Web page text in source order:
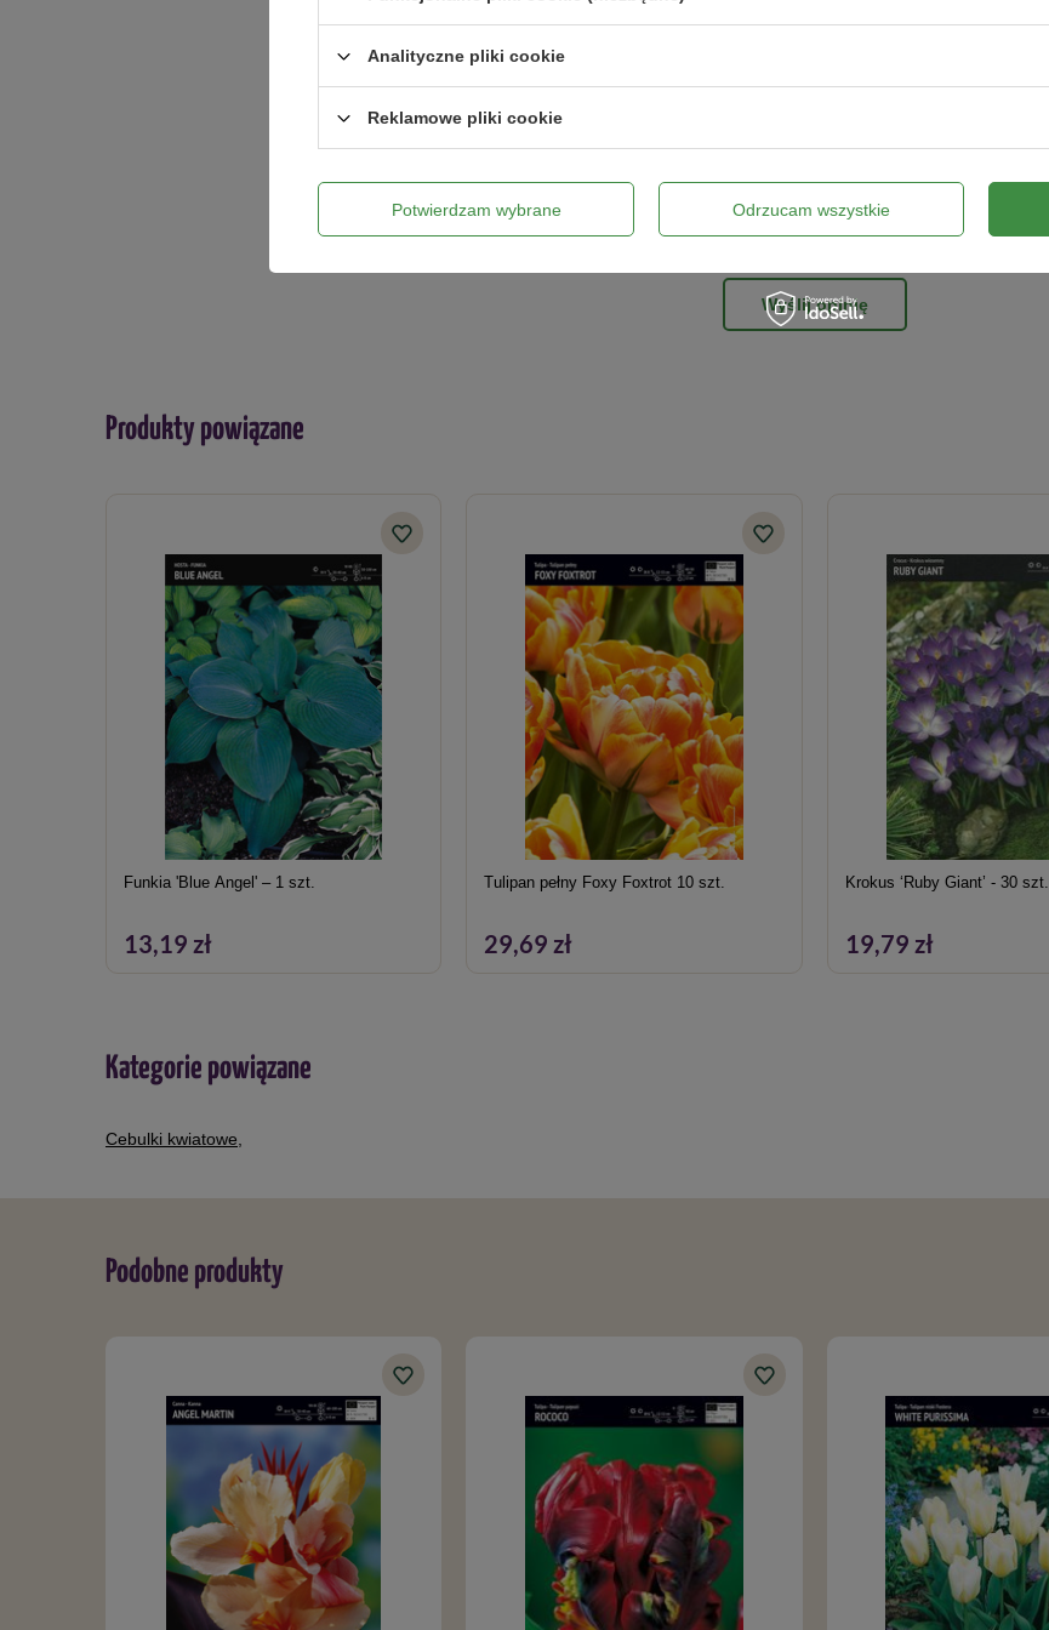
Dodaj własne zdjęcie produktu:
Twoje imię
Wyślij opinię
Produkty powiązane
Funkia 'Blue Angel' – 1 szt.
13,19 zł
Tulipan pełny Foxy Foxtrot 10 szt.
29,69 zł
Krokus ‘Ruby Giant’ - 30 szt.
19,79 zł
Kategorie powiązane
Cebulki kwiatowe
Podobne produkty
Analityczne pliki cookie
Reklamowe pliki cookie
Potwierdzam wybrane Odrzucam wszystkie